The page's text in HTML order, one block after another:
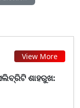
View More
ଶାହରୁଖ: